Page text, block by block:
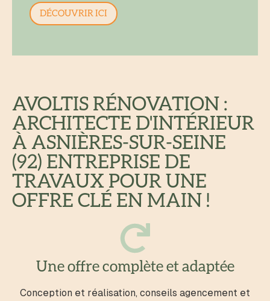
DÉCOUVRIR ICI
AVOLTIS RÉNOVATION :
ARCHITECTE D'INTÉRIEUR
À ASNIÈRES-SUR-SEINE
(92) ENTREPRISE DE
TRAVAUX POUR UNE
OFFRE CLÉ EN MAIN !
Une offre complète et adaptée
Conception et réalisation, conseils agencement et